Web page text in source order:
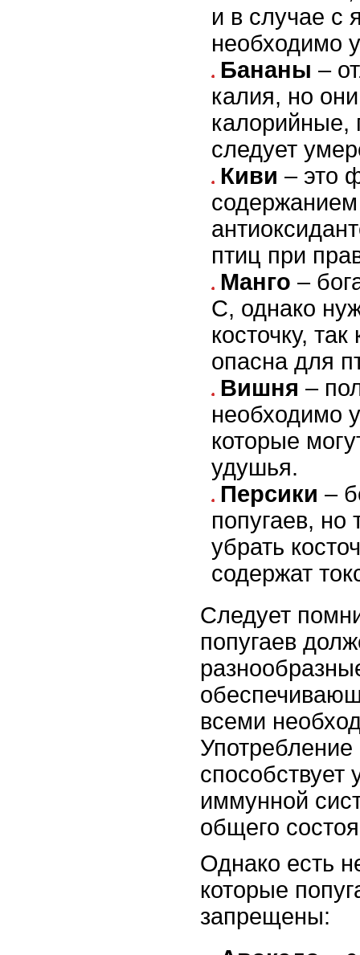
и в случае с
необходимо
Бананы –
калия, но
калорийные,
следует
Киви – это
птиц при
Манго –
C, однако
косточку,
опасна для
Вишня –
необходимо
которые
удушья.
Персики –
попугаев, но
убрать
содержат
Следует
попугаев
всеми
способствует
иммунной
общего
Однако есть
которые
запрещены: